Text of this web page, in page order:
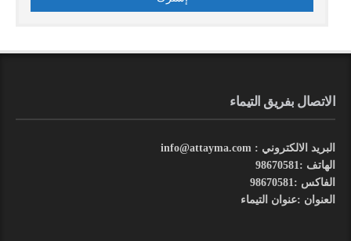
الاتصال بفريق التيماء
البريد الالكتروني : info@attayma.com
الهاتف :98670581
الفاكس :98670581
العنوان :عنوان التيماء